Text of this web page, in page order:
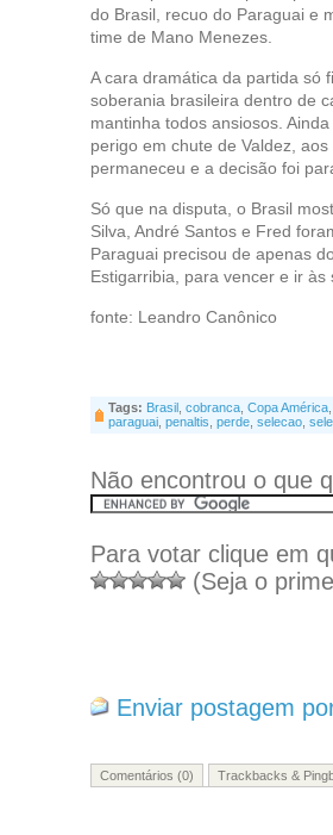
do Brasil, recuo do Paraguai e
time de Mano Menezes.
A cara dramática da partida só
soberania brasileira dentro de
mantinha todos ansiosos.
perigo em chute de Valdez,
permaneceu e a decisão foi
Só que na disputa, o Brasil
Silva, André Santos e Fred
Paraguai precisou de apenas
Estigarribia, para vencer e ir
fonte: Leandro Canônico
Tags: Brasil cobranca Copa América
paraguai penaltis perde selecao
Não encontrou o que
Para votar clique em
(Seja o
Enviar postagem
Comentários (0) Trackbacks &